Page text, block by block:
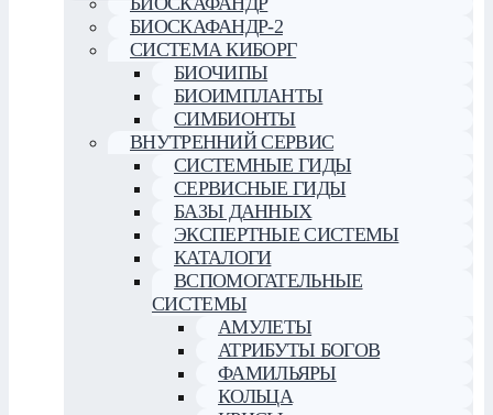
БИОСКАФАНДР-2
СИСТЕМА КИБОРГ
БИОЧИПЫ
БИОИМПЛАНТЫ
СИМБИОНТЫ
ВНУТРЕННИЙ СЕРВИС
СИСТЕМНЫЕ ГИДЫ
СЕРВИСНЫЕ ГИДЫ
БАЗЫ ДАННЫХ
ЭКСПЕРТНЫЕ СИСТЕМЫ
КАТАЛОГИ
ВСПОМОГАТЕЛЬНЫЕ
СИСТЕМЫ
АМУЛЕТЫ
АТРИБУТЫ БОГОВ
ФАМИЛЬЯРЫ
КОЛЬЦА